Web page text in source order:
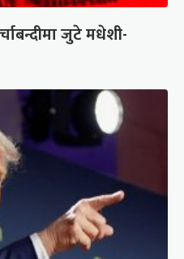
जुटे मधेशी-